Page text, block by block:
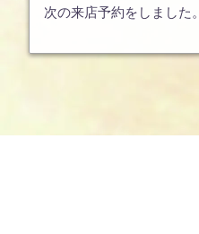
次の来店予約をしました。